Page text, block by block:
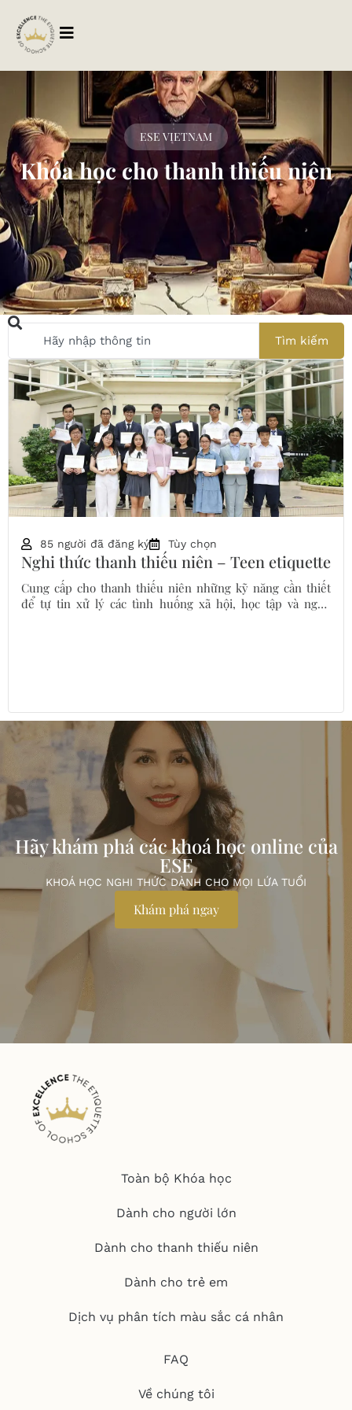
ESE VIETNAM
Khóa học cho thanh thiếu niên
Tìm kiếm
85 người đã đăng ký Tùy chọn
Nghi thức thanh thiếu niên – Teen etiquette
Cung cấp cho thanh thiếu niên những kỹ năng cần thiết
để tự tin xử lý các tình huống xã hội, học tập và nghề
Hãy khám phá các khoá học online của
ESE
KHOÁ HỌC NGHI THỨC DÀNH CHO MỌI LỨA TUỔI
Khám phá ngay
Toàn bộ Khóa học
Dành cho người lớn
Dành cho thanh thiếu niên
Dành cho trẻ em
Dịch vụ phân tích màu sắc cá nhân
FAQ
Về chúng tôi